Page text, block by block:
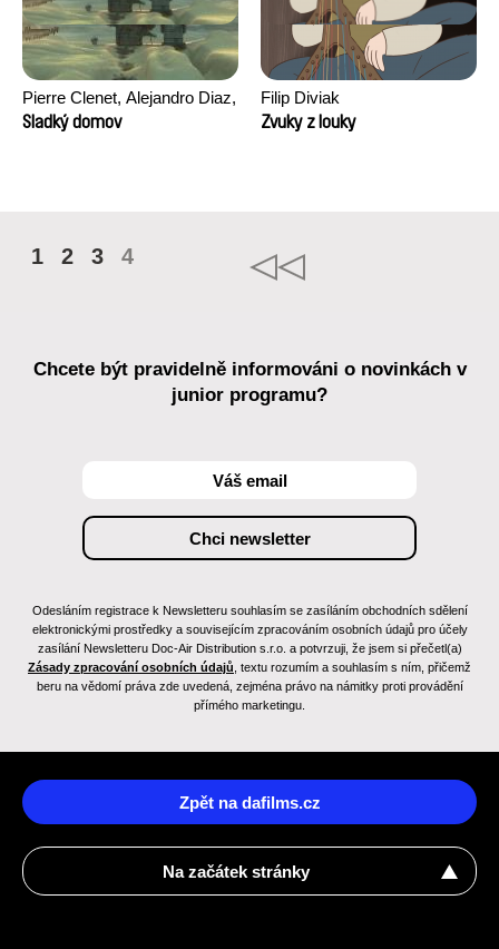
Pierre Clenet, Alejandro Diaz,
Romain Mazevet, Stéphane
Sladký domov
Filip Diviak
Zvuky z louky
1 2 3 4
Chcete být pravidelně informováni o novinkách v
junior programu?
Odesláním registrace k Newsletteru souhlasím se zasíláním obchodních sdělení
elektronickými prostředky a souvisejícím zpracováním osobních údajů pro účely
zasílání Newsletteru Doc-Air Distribution s.r.o. a potvrzuji, že jsem si přečetl(a)
Zásady zpracování osobních údajů , textu rozumím a souhlasím s ním, přičemž
beru na vědomí práva zde uvedená, zejména právo na námitky proti provádění
přímého marketingu.
Zpět na dafilms.cz
Na začátek stránky